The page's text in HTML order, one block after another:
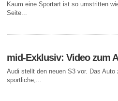
Kaum eine Sportart ist so umstritten
Seite...
mid-Exklusiv: Video zum
Audi stellt den neuen S3 vor. Das
sportliche,...